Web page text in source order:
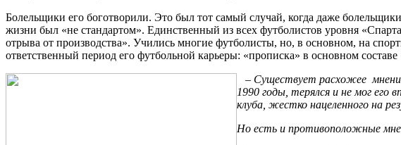
Болельщики его боготворили. Это был тот самый случай, когда даже
жизни был «не стандартом». Единственный из всех футболистов уровня
отрыва от производства». Учились многие футболисты, но, в основном, на
ответственный период его футбольной карьеры: «прописка» в основном
– Существует расхожее
1990 годы, терялся и не мог его
клуба, жестко нацеленного на
Но есть и противоположные